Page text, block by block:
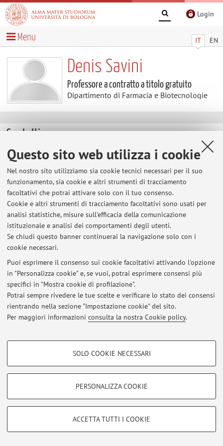
Questo sito web utilizza i cookie
Nel nostro sito utilizziamo sia cookie tecnici necessari per il suo
funzionamento, sia cookie e altri strumenti di tracciamento
facoltativi che potrai attivare solo con il tuo consenso.
Cookie e altri strumenti di tracciamento facoltativi sono usati per
analisi statistiche, misure sull'efficacia della comunicazione
istituzionale e analisi dei comportamenti degli utenti.
Se chiudi questo banner continuerai la navigazione solo con i
cookie necessari.
Puoi esprimere il consenso sui cookie facoltativi attivando l'opzione
in "Personalizza cookie" e, se vuoi, potrai esprimere consensi più
specifici in "Mostra cookie di profilazione".
Potrai sempre rivedere le tue scelte e verificare lo stato dei consensi
rientrando nella sezione "Impostazione cookie" del sito.
Per maggiori informazioni consulta la nostra Cookie policy.
COOKIE DI PROFILAZIONE - FACOLTATIVI
COOKIE TECNICI - NECESSARI
Si tratta di cookie tecnici utilizzati, a titolo esemplificativo, per il corretto
SOLO COOKIE NECESSARI
PERSONALIZZA COOKIE
ACCETTA TUTTI I COOKIE
Login
IT EN
Menu
Denis Savini
Professore a contratto a titolo gratuito
Dipartimento di Farmacia e Biotecnologie
Contatti
E-mail:
denis.savini3@unibo.it
Tel:
+39 051 6597329
Dipartimento di Farmacia e Biotecnologie
Via Belmeloro 6, Bologna -Vai alla mappa
Ultimi avvisi
Al momento non sono presenti avvisi.
Accedi tramiteloginper gestire tutti i contenuti del sito.
|Note legali |Impostazioni Cookie